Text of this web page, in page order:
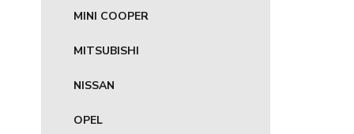
MINI COOPER
MITSUBISHI
NISSAN
OPEL